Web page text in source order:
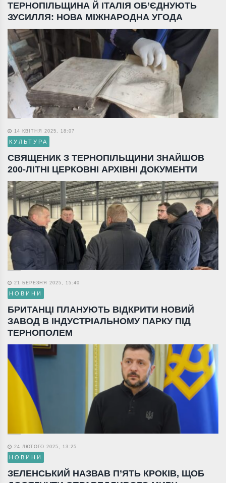
ТЕРНОПІЛЬЩИНА Й ІТАЛІЯ ОБ’ЄДНУЮТЬ
ЗУСИЛЛЯ: НОВА МІЖНАРОДНА УГОДА
14 КВІТНЯ 2025, 18:07
КУЛЬТУРА
СВЯЩЕНИК З ТЕРНОПІЛЬЩИНИ ЗНАЙШОВ
200-ЛІТНІ ЦЕРКОВНІ АРХІВНІ ДОКУМЕНТИ
21 БЕРЕЗНЯ 2025, 15:40
НОВИНИ
БРИТАНЦІ ПЛАНУЮТЬ ВІДКРИТИ НОВИЙ
ЗАВОД В ІНДУСТРІАЛЬНОМУ ПАРКУ ПІД
ТЕРНОПОЛЕМ
24 ЛЮТОГО 2025, 13:25
НОВИНИ
ЗЕЛЕНСЬКИЙ НАЗВАВ П’ЯТЬ КРОКІВ, ЩОБ